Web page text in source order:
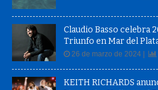
Claudio Basso celebra
Triunfo en Mar del
26 de marzo de 2024 |
KEITH RICHARDS